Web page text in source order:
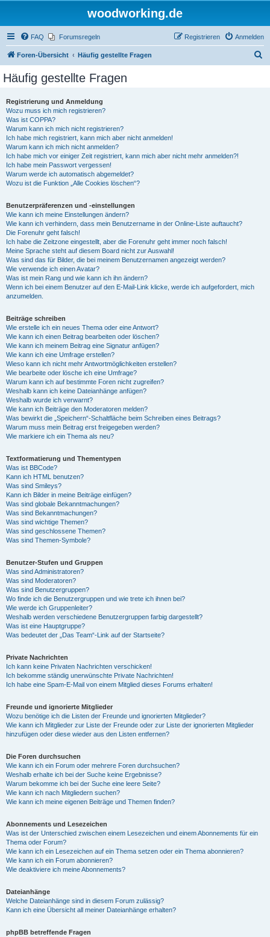
woodworking.de
FAQ Forumsregeln Anmelden
Registrieren
Foren-Übersicht Häufig gestellte Fragen
Häufig gestellte Fragen
Registrierung und Anmeldung
Wozu muss ich mich registrieren?
Was ist COPPA?
Warum kann ich mich nicht registrieren?
Ich habe mich registriert, kann mich aber nicht anmelden!
Warum kann ich mich nicht anmelden?
Ich habe mich vor einiger Zeit registriert, kann mich aber nicht mehr anmelden?!
Ich habe mein Passwort vergessen!
Warum werde ich automatisch abgemeldet?
Wozu ist die Funktion „Alle Cookies löschen“?
Benutzerpräferenzen und -einstellungen
Wie kann ich meine Einstellungen ändern?
Wie kann ich verhindern, dass mein Benutzername in der Online-Liste auftaucht?
Die Forenuhr geht falsch!
Ich habe die Zeitzone eingestellt, aber die Forenuhr geht immer noch falsch!
Meine Sprache steht auf diesem Board nicht zur Auswahl!
Was sind das für Bilder, die bei meinem Benutzernamen angezeigt werden?
Wie verwende ich einen Avatar?
Was ist mein Rang und wie kann ich ihn ändern?
Wenn ich bei einem Benutzer auf den E-Mail-Link klicke, werde ich aufgefordert, mich
anzumelden.
Beiträge schreiben
Wie erstelle ich ein neues Thema oder eine Antwort?
Wie kann ich einen Beitrag bearbeiten oder löschen?
Wie kann ich meinem Beitrag eine Signatur anfügen?
Wie kann ich eine Umfrage erstellen?
Wieso kann ich nicht mehr Antwortmöglichkeiten erstellen?
Wie bearbeite oder lösche ich eine Umfrage?
Warum kann ich auf bestimmte Foren nicht zugreifen?
Weshalb kann ich keine Dateianhänge anfügen?
Weshalb wurde ich verwarnt?
Wie kann ich Beiträge den Moderatoren melden?
Was bewirkt die „Speichern“-Schaltfläche beim Schreiben eines Beitrags?
Warum muss mein Beitrag erst freigegeben werden?
Wie markiere ich ein Thema als neu?
Textformatierung und Thementypen
Was ist BBCode?
Kann ich HTML benutzen?
Was sind Smileys?
Kann ich Bilder in meine Beiträge einfügen?
Was sind globale Bekanntmachungen?
Was sind Bekanntmachungen?
Was sind wichtige Themen?
Was sind geschlossene Themen?
Was sind Themen-Symbole?
Benutzer-Stufen und Gruppen
Was sind Administratoren?
Was sind Moderatoren?
Was sind Benutzergruppen?
Wo finde ich die Benutzergruppen und wie trete ich ihnen bei?
Wie werde ich Gruppenleiter?
Weshalb werden verschiedene Benutzergruppen farbig dargestellt?
Was ist eine Hauptgruppe?
Was bedeutet der „Das Team“-Link auf der Startseite?
Private Nachrichten
Ich kann keine Privaten Nachrichten verschicken!
Ich bekomme ständig unerwünschte Private Nachrichten!
Ich habe eine Spam-E-Mail von einem Mitglied dieses Forums erhalten!
Freunde und ignorierte Mitglieder
Wozu benötige ich die Listen der Freunde und ignorierten Mitglieder?
Wie kann ich Mitglieder zur Liste der Freunde oder zur Liste der ignorierten Mitglieder
hinzufügen oder diese wieder aus den Listen entfernen?
Die Foren durchsuchen
Wie kann ich ein Forum oder mehrere Foren durchsuchen?
Weshalb erhalte ich bei der Suche keine Ergebnisse?
Warum bekomme ich bei der Suche eine leere Seite?
Wie kann ich nach Mitgliedern suchen?
Wie kann ich meine eigenen Beiträge und Themen finden?
Abonnements und Lesezeichen
Was ist der Unterschied zwischen einem Lesezeichen und einem Abonnements für ein
Thema oder Forum?
Wie kann ich ein Lesezeichen auf ein Thema setzen oder ein Thema abonnieren?
Wie kann ich ein Forum abonnieren?
Wie deaktiviere ich meine Abonnements?
Dateianhänge
Welche Dateianhänge sind in diesem Forum zulässig?
Kann ich eine Übersicht all meiner Dateianhänge erhalten?
phpBB betreffende Fragen